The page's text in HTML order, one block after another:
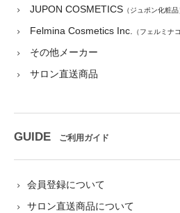
JUPON COSMETICS （ジュポン化粧品
Felmina Cosmetics Inc. （フェルミナ
その他メーカー
サロン直送商品
GUIDE ご利用ガイド
会員登録について
サロン直送商品について